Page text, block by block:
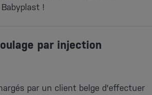
!
par injection
par un client belge d'effectuer